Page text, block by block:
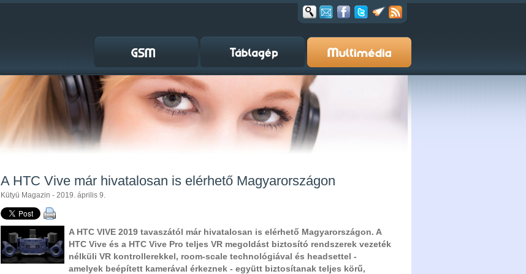
A HTC Vive már hivatalosan is elérhető Magyarországon
Kütyü Magazin - 2019. április 9.
A HTC VIVE 2019 tavaszától már hivatalosan is elérhető Magyarországon. A
HTC Vive és a HTC Vive Pro teljes VR megoldást biztosító rendszerek vezeték
nélküli VR kontrollerekkel, room-scale technológiával és headsettel -
amelyek beépített kamerával érkeznek - együtt biztosítanak teljes körű,